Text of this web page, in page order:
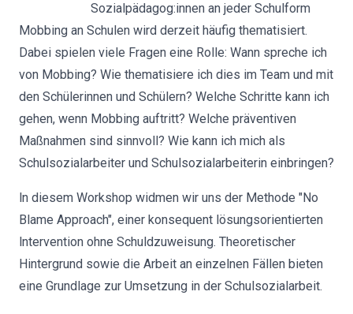
Sozialpädagog:innen an jeder Schulform
Mobbing an Schulen wird derzeit häufig thematisiert.
Dabei spielen viele Fragen eine Rolle: Wann spreche ich
von Mobbing? Wie thematisiere ich dies im Team und mit
den Schülerinnen und Schülern? Welche Schritte kann ich
gehen, wenn Mobbing auftritt? Welche präventiven
Maßnahmen sind sinnvoll? Wie kann ich mich als
Schulsozialarbeiter und Schulsozialarbeiterin einbringen?
ln diesem Workshop widmen wir uns der Methode "No
Blame Approach", einer konsequent lösungsorientierten
lntervention ohne Schuldzuweisung. Theoretischer
Hintergrund sowie die Arbeit an einzelnen Fällen bieten
eine Grundlage zur Umsetzung in der Schulsozialarbeit.